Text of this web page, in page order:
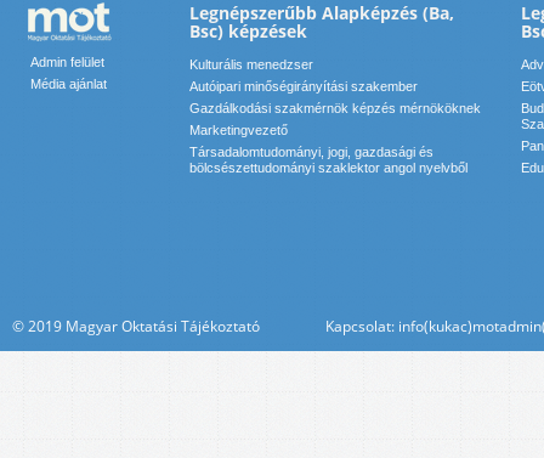
Admin felület
Média ajánlat
Legnépszerűbb Alapképzés (Ba,
Bsc) képzések
Kulturális menedzser
Autóipari minőségirányítási szakember
Gazdálkodási szakmérnök képzés mérnököknek
Marketingvezető
Társadalomtudományi, jogi, gazdasági és
bölcsészettudományi szaklektor angol nyelvből
© 2019 Magyar Oktatási Tájékoztató Kapcsolat: